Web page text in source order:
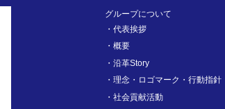
グループについて
代表挨拶
概要
沿革Story
理念・ロゴマーク・行動指針
社会貢献活動